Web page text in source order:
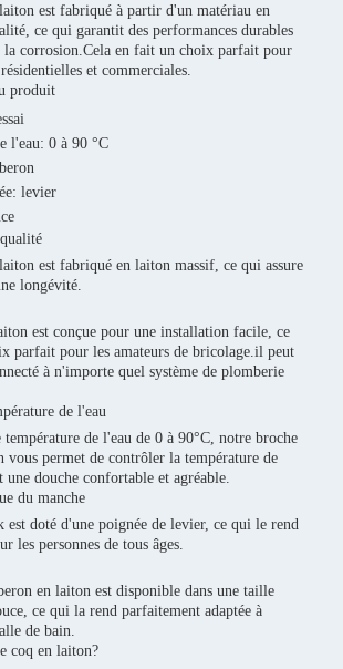
est fabriqué à partir d'un matériau en
ce qui garantit des performances durables
la corrosion.Cela en fait un choix parfait pour
et commerciales.
produit
l'eau: 0 à 90 °C
levier
est fabriqué en laiton massif, ce qui assure
longévité.
est conçue pour une installation facile, ce
parfait pour les amateurs de bricolage.il peut
à n'importe quel système de plomberie
de l'eau
température de l'eau de 0 à 90°C, notre broche
vous permet de contrôler la température de
une douche confortable et agréable.
du manche
est doté d'une poignée de levier, ce qui le rend
les personnes de tous âges.
en laiton est disponible dans une taille
ce qui la rend parfaitement adaptée à
de bain.
coq en laiton?